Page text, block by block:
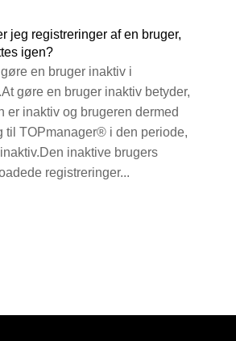
jeg registreringer af en bruger,
igen?
en bruger inaktiv i
gøre en bruger inaktiv betyder,
er inaktiv og brugeren dermed
til TOPmanager® i den periode,
inaktive brugers
registreringer...